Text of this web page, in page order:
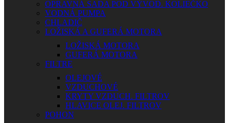
OPRAVNÁ SADA POD VÝVOD. KOLIEČKO
VODNÁ PUMPA
CHLADIČ
LOŽISKÁ A GUFERÁ MOTORA
LOŽISKÁ MOTORA
GUFERÁ MOTORA
FILTRE
OLEJOVÉ
VZDUCHOVÉ
KRYTY VZDUCH. FILTROV
HLAVICE OLEJ. FILTROV
POHON